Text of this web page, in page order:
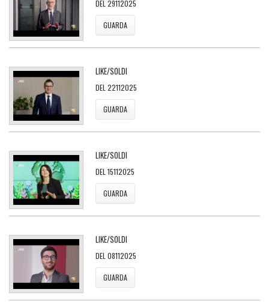
DEL 29112025
GUARDA
LIKE/SOLDI
DEL 22112025
GUARDA
LIKE/SOLDI
DEL 15112025
GUARDA
LIKE/SOLDI
DEL 08112025
GUARDA